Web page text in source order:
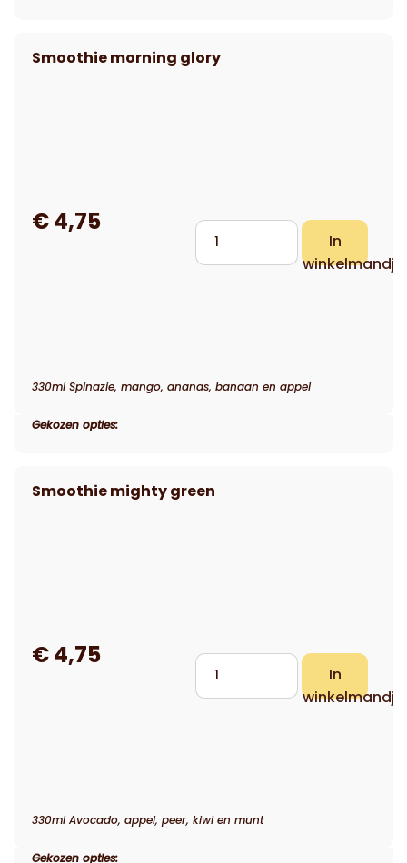
330ml Spinazie, mango, ananas, banaan en appel
Gekozen opties:
330ml Avocado, appel, peer, kiwi en munt
Gekozen opties: